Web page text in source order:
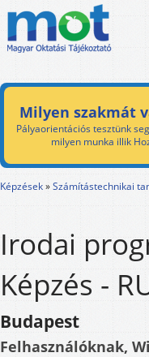
Milyen szakmát
Pályaorientációs tesztünk
milyen munka illik
Képzések»Számítástechnikai
Irodai
Képzés -
Budapest
Felhasználóknak,